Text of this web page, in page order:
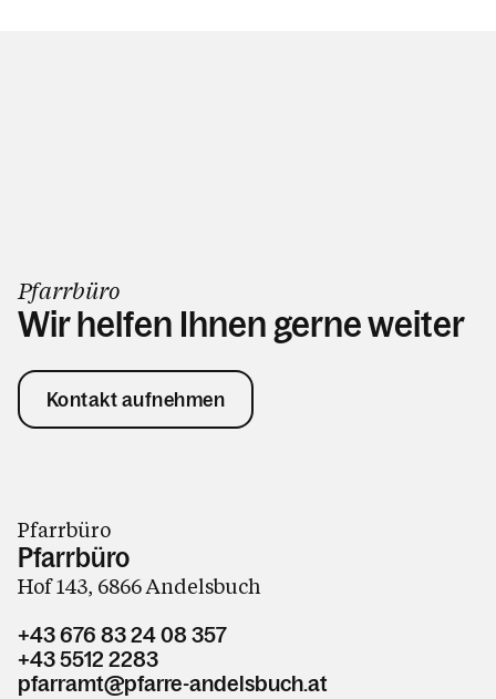
Pfarrbüro
Wir helfen Ihnen gerne weiter
Kontakt aufnehmen
Pfarrbüro
Pfarrbüro
Hof 143, 6866 Andelsbuch
+43 676 83 24 08 357
+43 5512 2283
pfarramt@pfarre-andelsbuch.at